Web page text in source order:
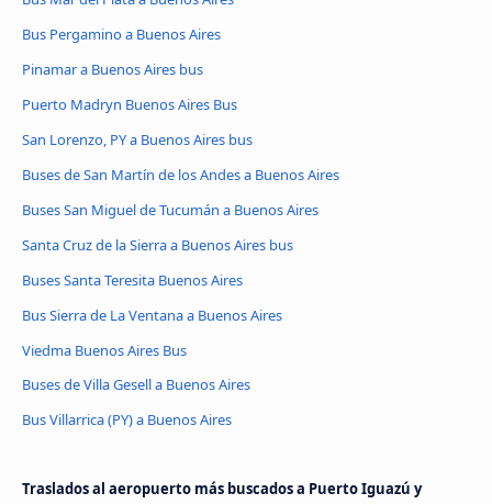
Bus Pergamino a Buenos Aires
Pinamar a Buenos Aires bus
Puerto Madryn Buenos Aires Bus
San Lorenzo, PY a Buenos Aires bus
Buses de San Martín de los Andes a Buenos Aires
Buses San Miguel de Tucumán a Buenos Aires
Santa Cruz de la Sierra a Buenos Aires bus
Buses Santa Teresita Buenos Aires
Bus Sierra de La Ventana a Buenos Aires
Viedma Buenos Aires Bus
Buses de Villa Gesell a Buenos Aires
Bus Villarrica (PY) a Buenos Aires
Traslados al aeropuerto más buscados a Puerto Iguazú y